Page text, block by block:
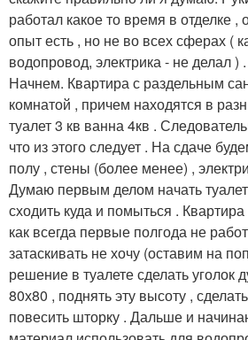
работал какое то время в отделке
опыт есть , но не во всех сферах (
водопровод, электрика - не делал ) .
Начнем. Квартира с раздельным
комнатой , причем находятся в
туалет 3 кв ванна 4кв .
что из этого следует . На сдаче
полу , стены (более менее) ,
Думаю первым делом начать
сходить куда и помыться .
как всегда первые полгода не
затаскивать не хочу (оставим на
решение в туалете сделать уголок
80х80 , поднять эту высоту ,
повесить шторку . Дальше и